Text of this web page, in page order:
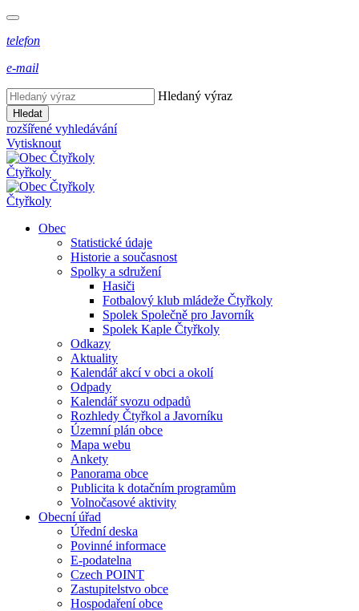
telefon
e-mail
Hledaný výraz
Hledat
rozšířené vyhledávání
Vytisknout
Čtyřkoly
Čtyřkoly
Obec
Statistické údaje
Historie a současnost
Spolky a sdružení
Hasiči
Fotbalový klub mládeže Čtyřkoly
Spolek Společně pro Javorník
Spolek Kaple Čtyřkoly
Odkazy
Aktuality
Kalendář akcí v obci a okolí
Odpady
Kalendář svozu odpadů
Rozhledy Čtyřkol a Javorníku
Územní plán obce
Mapa webu
Ankety
Panorama obce
Publicita k dotačním programům
Volnočasové aktivity
Obecní úřad
Úřední deska
Povinné informace
E-podatelna
Czech POINT
Zastupitelstvo obce
Hospodaření obce